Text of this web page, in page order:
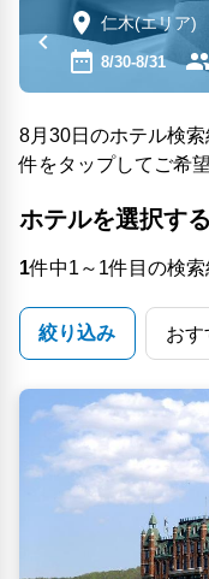
仁木(エリア)
8/30-8/31
8月30日のホテル検
件をタップしてご希
ホテルを選択する
1件中1～1件目の検
絞り込み